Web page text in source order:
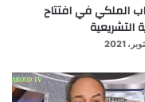
الملكي في افتتاح
التشريعية